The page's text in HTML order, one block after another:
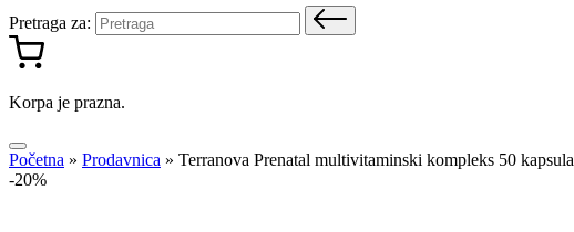
Pretraga za:
Korpa je prazna.
Početna » Prodavnica » Terranova Prenatal multivitaminski kompleks 50 kapsula
-20%